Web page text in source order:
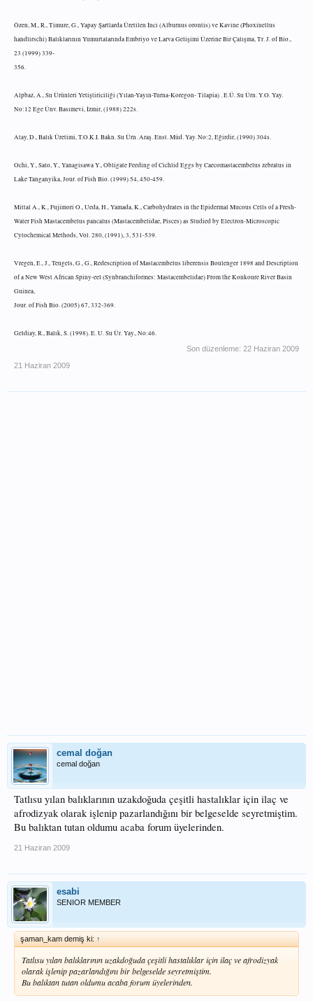
Özen, M., R., Timure, G., Yapay Şartlarda Üretilen İnci (Alburnus orontis) ve Kavine (Phoxinellus
handlirschi) Balıklarının Yumurtalarında Embriyo ve Larva Gelişimi Üzerine Bir Çalışma, Tr. J. of Bio.,
23 (1999) 339-
356.
Alpbaz, A., Su Ürünleri Yetiştiriciliği (Yılan-Yayın-Turna-Koregon- Tilapia) . E.Ü. Su Ürn. Y.O. Yay.
No:12 Ege Ünv. Basımevi, İzmir, (1988) 222s.
Atay, D., Balık Üretimi, T.O.K.I. Bakn. Su Ürn. Araş. Enst. Müd. Yay. No:2, Eğirdir, (1990) 304s.
Ochi, Y., Sato, Y., Yanagisawa Y., Obligate Feeding of Cichlid Eggs by Caecomastacembelus zebratus in
Lake Tanganyika, Jour. of Fish Bio. (1999) 54, 450-459.
Mittal A., K., Fujimori O., Ueda, H., Yamada, K., Carbohydrates in the Epidermal Mucous Cells of a Fresh-
Water Fish Mastacembelus pancalus (Mastacembelidae, Pisces) as Studied by Electron-Microscopic
Cytochemical Methods, Vol. 280, (1991), 3, 531-539.
Vregen, E., J., Teugels, G., G., Redescription of Mastacembelus liberensis Boulenger 1898 and Description
of a New West African Spiny-eel (Synbranchiformes: Mastacembelidae) From the Konkoure River Basin
Guinea,
Jour. of Fish Bio. (2005) 67, 332-369.
Geldiay, R., Balık, S. (1998). E. U. Su Ür. Yay., No:46.
Son düzenleme: 22 Haziran 2009
21 Haziran 2009
cemal doğan
cemal doğan
Tatlısu yılan balıklarının uzakdoğuda çeşitli hastalıklar için ilaç ve
afrodizyak olarak işlenip pazarlandığını bir belgeselde seyretmiştim.
Bu balıktan tutan oldumu acaba forum üyelerinden.
21 Haziran 2009
esabi
SENIOR MEMBER
şaman_kam demiş ki: ↑
Tatlısu yılan balıklarının uzakdoğuda çeşitli hastalıklar için ilaç ve afrodizyak
olarak işlenip pazarlandığını bir belgeselde seyretmiştim.
Bu balıktan tutan oldumu acaba forum üyelerinden.